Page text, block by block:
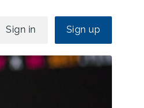
Sign in Sign up